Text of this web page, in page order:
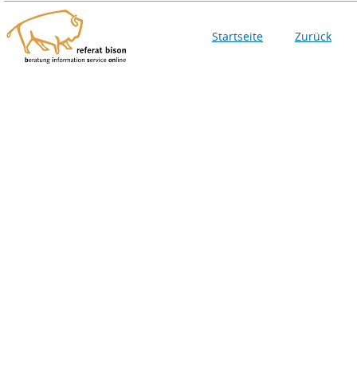
Startseite Zurück